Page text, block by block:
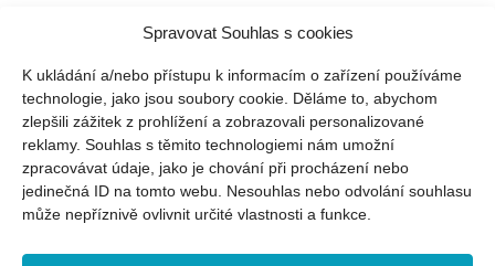
Spravovat Souhlas s cookies
K ukládání a/nebo přístupu k informacím o zařízení používáme
technologie, jako jsou soubory cookie. Děláme to, abychom
zlepšili zážitek z prohlížení a zobrazovali personalizované
reklamy. Souhlas s těmito technologiemi nám umožní
zpracovávat údaje, jako je chování při procházení nebo
jedinečná ID na tomto webu. Nesouhlas nebo odvolání souhlasu
může nepříznivě ovlivnit určité vlastnosti a funkce.
Klepnutím přijměte marketingové soubory
cookie a povolte tento obsah (Translation error)